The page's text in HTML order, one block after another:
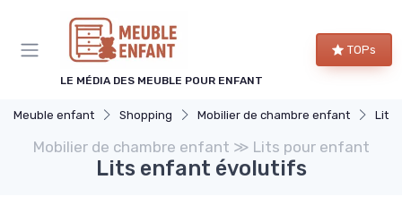
LE MÉDIA DES MEUBLE POUR ENFANT
TOPs
Meuble enfant Shopping Mobilier de chambre enfant Lits
Mobilier de chambre enfant ≫ Lits pour enfant
Lits enfant évolutifs